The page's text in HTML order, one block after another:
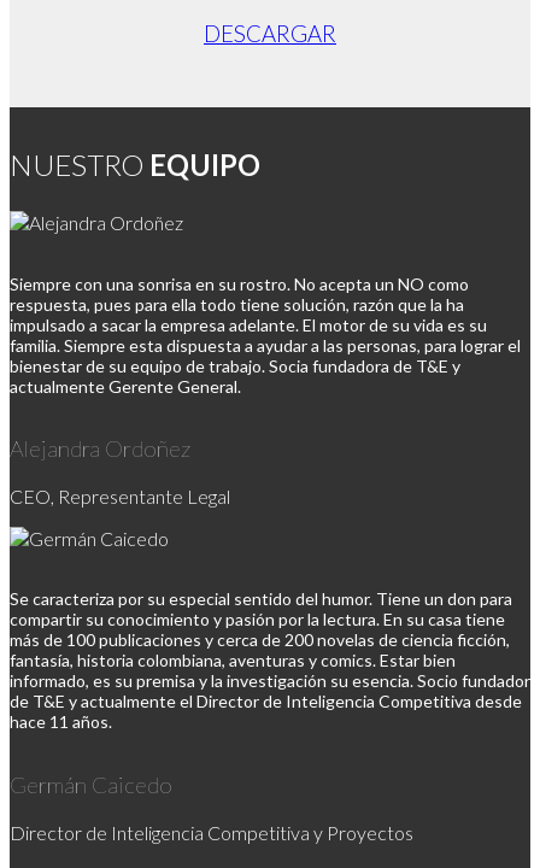
DESCARGAR
NUESTRO EQUIPO
Siempre con una sonrisa en su rostro. No acepta un NO como
respuesta, pues para ella todo tiene solución, razón que la ha
impulsado a sacar la empresa adelante. El motor de su vida es su
familia. Siempre esta dispuesta a ayudar a las personas, para lograr el
bienestar de su equipo de trabajo. Socia fundadora de T&E y
actualmente Gerente General.
Alejandra Ordoñez
CEO, Representante Legal
Se caracteriza por su especial sentido del humor. Tiene un don para
compartir su conocimiento y pasión por la lectura. En su casa tiene
más de 100 publicaciones y cerca de 200 novelas de ciencia ficción,
fantasía, historia colombiana, aventuras y comics. Estar bien
informado, es su premisa y la investigación su esencia. Socio fundador
de T&E y actualmente el Director de Inteligencia Competitiva desde
hace 11 años.
Germán Caicedo
Director de Inteligencia Competitiva y Proyectos